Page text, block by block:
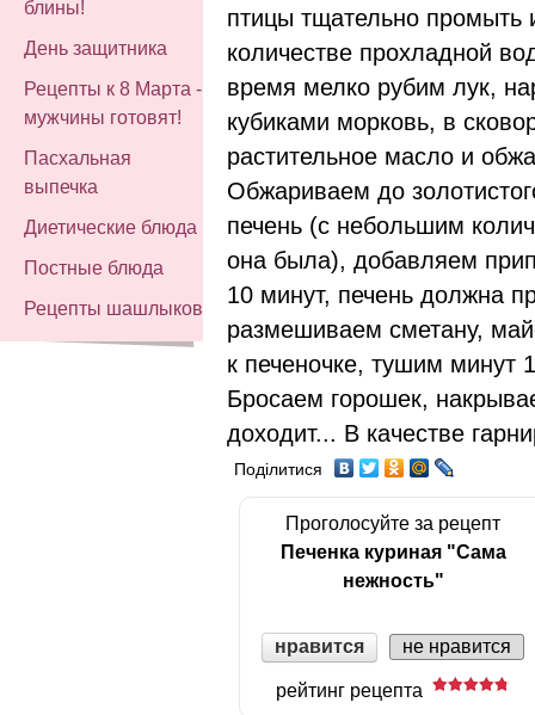
блины!
День защитника
Рецепты к 8 Марта -
мужчины готовят!
Пасхальная
выпечка
Диетические блюда
Постные блюда
Рецепты шашлыков
птицы тщательно промыть
количестве прохладной
время мелко рубим лук,
кубиками морковь, в
растительное масло и
Обжариваем до
печень (с небольшим
она была), добавляем
10 минут, печень должна
размешиваем сметану,
к печеночке, тушим минут
Бросаем горошек,
доходит... В качестве
Поділитися
Проголосуйте за рецепт
Печенка куриная "Сама
нежность"
нравится не нравится
рейтинг рецепта